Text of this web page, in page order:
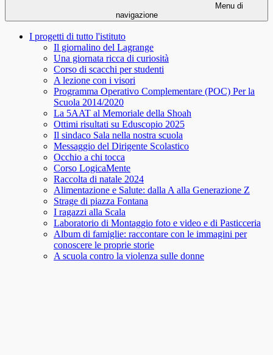
Menu di
navigazione
I progetti di tutto l'istituto
Il giornalino del Lagrange
Una giornata ricca di curiosità
Corso di scacchi per studenti
A lezione con i visori
Programma Operativo Complementare (POC) Per la
Scuola 2014/2020
La 5AAT al Memoriale della Shoah
Ottimi risultati su Eduscopio 2025
Il sindaco Sala nella nostra scuola
Messaggio del Dirigente Scolastico
Occhio a chi tocca
Corso LogicaMente
Raccolta di natale 2024
Alimentazione e Salute: dalla A alla Generazione Z
Strage di piazza Fontana
I ragazzi alla Scala
Laboratorio di Montaggio foto e video e di Pasticceria
Album di famiglie: raccontare con le immagini per
conoscere le proprie storie
A scuola contro la violenza sulle donne